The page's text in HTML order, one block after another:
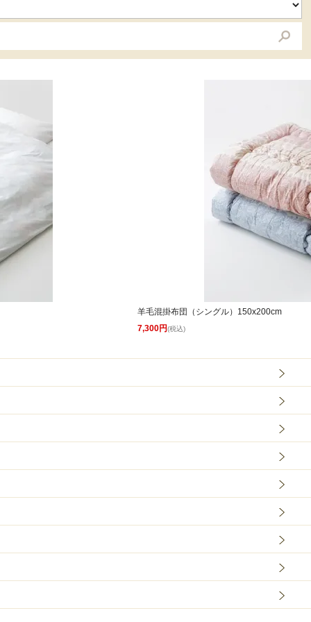
羊毛混掛布団（シングル）150x200cm
7,300円(税込)